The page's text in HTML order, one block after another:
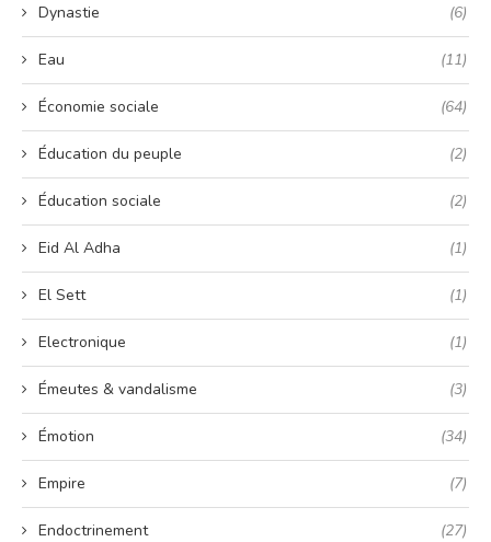
Dynastie (6)
Eau (11)
Économie sociale (64)
Éducation du peuple (2)
Éducation sociale (2)
Eid Al Adha (1)
El Sett (1)
Electronique (1)
Émeutes & vandalisme (3)
Émotion (34)
Empire (7)
Endoctrinement (27)